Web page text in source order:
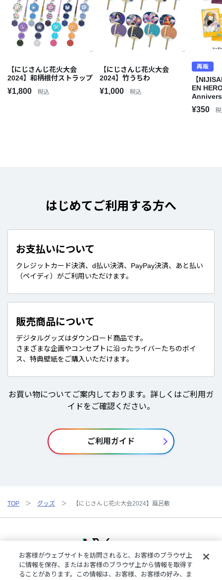
【にじさんじ花火大会
2024】和柄根付ストラップ
¥1,800 税込
【にじさんじ花火大会
2024】竹うちわ
¥1,000 税込
再販
【
EN
ェキ風
¥350
はじめてご利用する方へ
お支払いについて
クレジットカード決済、d払い決済、PayPay決済、あと払い
（ペイディ）がご利用いただけます。
販売商品について
デジタルグッズはダウンロード商品です。
さまざまな企画やコンセプトに沿ったライバーたちのボイ
ス、特典壁紙をご購入いただけます。
お買い物についてご案内しております。詳しくはご利用ガ
イドをご確認ください。
ご利用ガイド
TOP グッズ 【にじさんじ花火大会2024】風呂敷
お客様がウェブサイトを訪問されると、お客様のブラウザ上
に情報を保存、またはお客様のブラウザ上から情報を取得す
ることがあります。この情報は、お客様、お客様の好み、ま